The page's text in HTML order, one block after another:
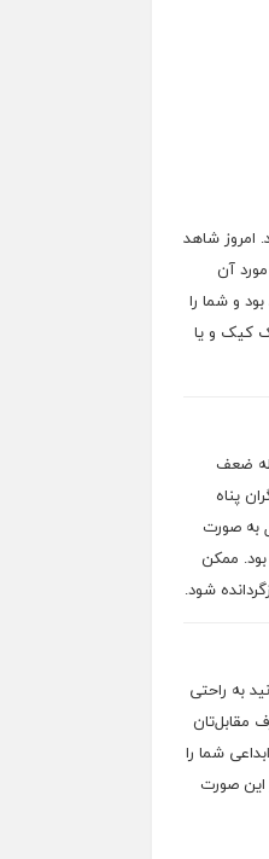
امروز شاهد
آن
و شما را
کیک و یا
ضعف
پناه
به صورت
ممکن
شود.
به راحتی
مقابل‌تان
شما را
این صورت